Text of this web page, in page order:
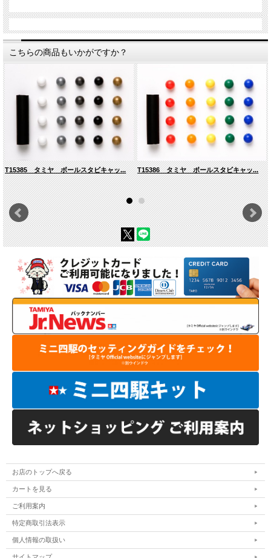
こちらの商品もいかがですか？
T15385 タミヤ ボールスタビキャッ... T15386 タミヤ ボールスタビキャッ...
お店のトップへ戻る
カートを見る
ご利用案内
特定商取引法表示
個人情報の取扱い